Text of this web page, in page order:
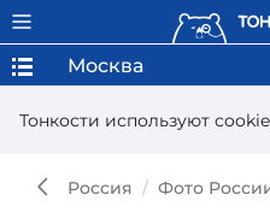
Тонкости используют
Москва
Россия Фото